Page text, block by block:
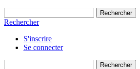
Rechercher
Rechercher
S'inscrire
Se connecter
Rechercher